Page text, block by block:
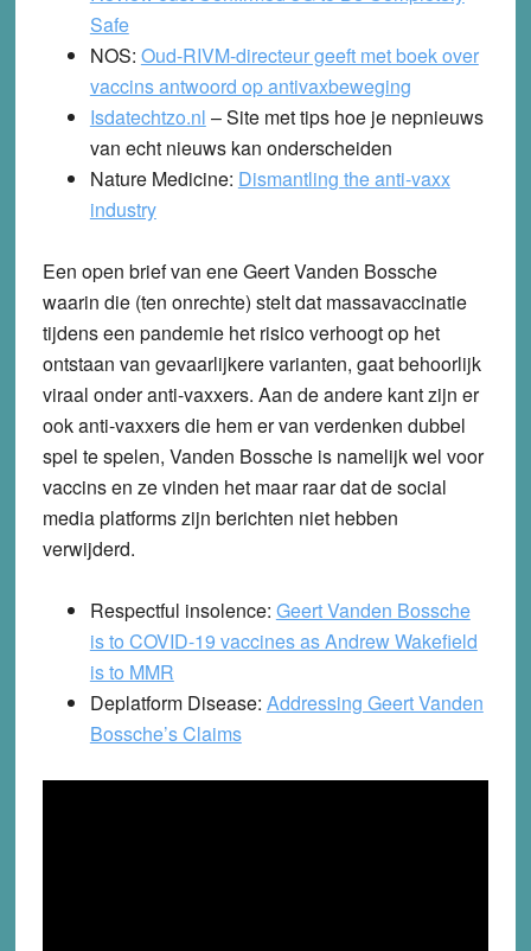
Safe
NOS: Oud-RIVM-directeur geeft met boek over
vaccins antwoord op antivaxbeweging
Isdatechtzo.nl – Site met tips hoe je nepnieuws
van echt nieuws kan onderscheiden
Nature Medicine: Dismantling the anti-vaxx
industry
Een open brief van ene Geert Vanden Bossche
waarin die (ten onrechte) stelt dat massavaccinatie
tijdens een pandemie het risico verhoogt op het
ontstaan van gevaarlijkere varianten, gaat behoorlijk
viraal onder anti-vaxxers. Aan de andere kant zijn er
ook anti-vaxxers die hem er van verdenken dubbel
spel te spelen, Vanden Bossche is namelijk wel voor
vaccins en ze vinden het maar raar dat de social
media platforms zijn berichten niet hebben
verwijderd.
Respectful insolence: Geert Vanden Bossche
is to COVID-19 vaccines as Andrew Wakefield
is to MMR
Deplatform Disease: Addressing Geert Vanden
Bossche’s Claims